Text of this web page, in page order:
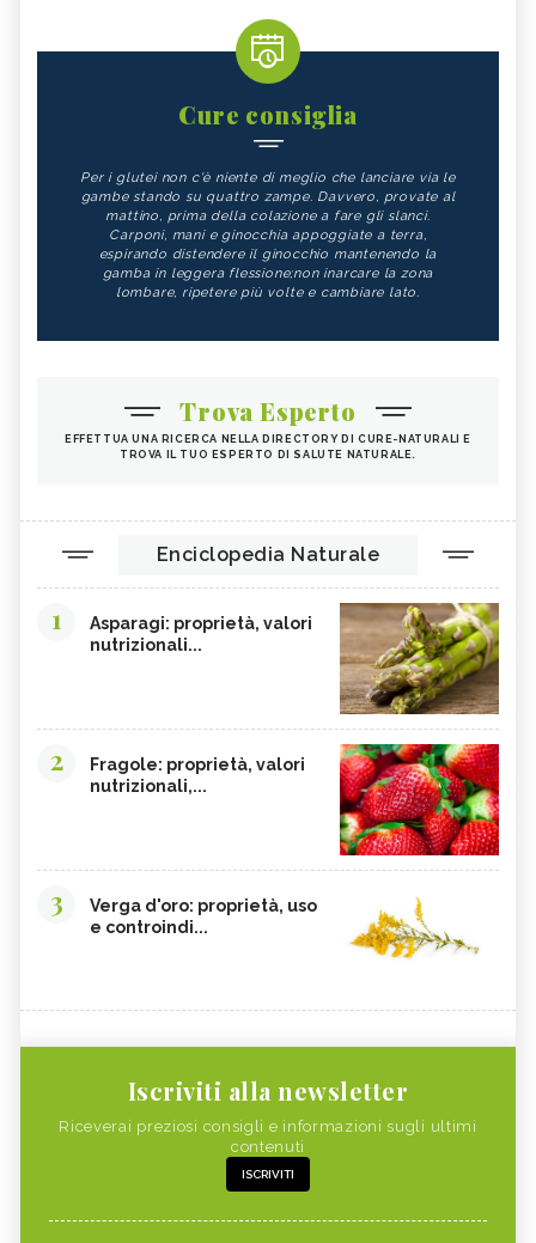
Cure consiglia
Per i glutei non c'è niente di meglio che lanciare via le
gambe stando su quattro zampe. Davvero, provate al
mattino, prima della colazione a fare gli slanci.
Carponi, mani e ginocchia appoggiate a terra,
espirando distendere il ginocchio mantenendo la
gamba in leggera flessione;non inarcare la zona
lombare, ripetere più volte e cambiare lato.
Trova Esperto
EFFETTUA UNA RICERCA NELLA DIRECTORY DI CURE-NATURALI E
TROVA IL TUO ESPERTO DI SALUTE NATURALE.
Enciclopedia Naturale
1
Asparagi: proprietà, valori
nutrizionali...
2
Fragole: proprietà, valori
nutrizionali,...
3
Verga d'oro: proprietà, uso
e controindi...
Iscriviti alla newsletter
Riceverai preziosi consigli e informazioni sugli ultimi
contenuti
ISCRIVITI